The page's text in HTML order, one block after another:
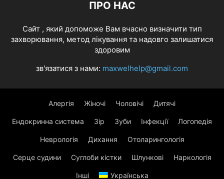
ПРО НАС
Cайт , який допоможе Вам вчасно визначити тип
захворювання, метод лікування та надовго залишатися
здоровим
зв'язатися з нами: maxwelhelp@gmail.com
Алергія Жіночі Чоловічі Дитячі
Ендокринна система Зір Зуби Інфекції Логопедія
Неврологія Дихання Отоларингологія
Серце судини Суглоби кістки Шлункові Наркологія
Інші Українська